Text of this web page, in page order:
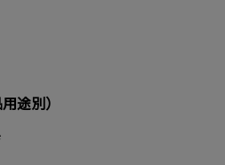
途別）